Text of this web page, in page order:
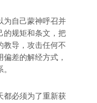
为自己蒙神呼召并
的规矩和条文，把
教导，攻击任何不
差的解经方式，
都必须为了重新获